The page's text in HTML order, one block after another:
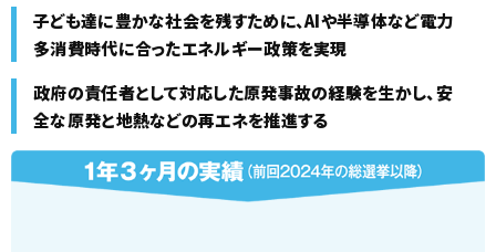
子ども達に豊かな社会を残すために、AIや半導体など電力
多消費時代に合ったエネルギー政策を実現
政府の責任者として対応した原発事故の経験を生かし、安
全な原発と地熱などの再エネを推進する